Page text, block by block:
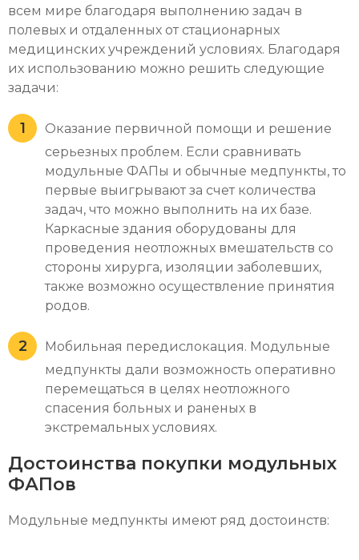
всем мире благодаря выполнению задач в
полевых и отдаленных от стационарных
медицинских учреждений условиях. Благодаря
их использованию можно решить следующие
задачи:
Оказание первичной помощи и решение
серьезных проблем. Если сравнивать
модульные ФАПы и обычные медпункты, то
первые выигрывают за счет количества
задач, что можно выполнить на их базе.
Каркасные здания оборудованы для
проведения неотложных вмешательств со
стороны хирурга, изоляции заболевших,
также возможно осуществление принятия
родов.
Мобильная передислокация. Модульные
медпункты дали возможность оперативно
перемещаться в целях неотложного
спасения больных и раненых в
экстремальных условиях.
Достоинства покупки модульных
ФАПов
Модульные медпункты имеют ряд достоинств: